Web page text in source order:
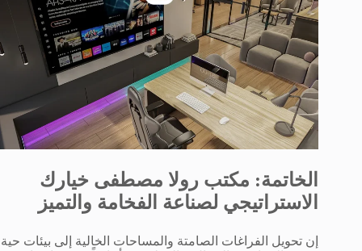
الخاتمة: مكتب رولا مصطفى خيارك
الاستراتيجي لصناعة الفخامة والتميز
إن تحويل الفراغات الصامتة والمساحات الخالية إلى بيئات حية